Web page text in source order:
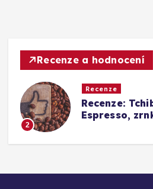
Recenze a hodnocení
3
Recenze
Srovnání a
Barista Caffè